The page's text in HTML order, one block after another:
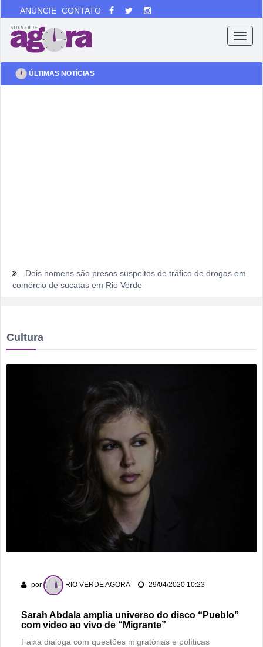
ANUNCIE CONTATO
Menu
ÚLTIMAS NOTÍCIAS
Dois homens são presos suspeitos de tráfico de drogas em
comércio de sucatas em Rio Verde
Dois motoristas com sinais de embriaguez se envolvem em
Estagiário tenta atuar como advogado e acaba detido em
Rio Verde 178 anos: a cidade que cresceu mais rápido que
suas próprias respostas
Homem é detido por violência doméstica no Setor
Polícia Militar recupera bicicleta furtada e prende suspeito
em flagrante em Montividiu
Menos é Mais faz show gratuito hoje em Rio Verde na festa
Rio Verde encara o Bom Jesus às 10h de domingo em jogo
com cara de decisão antecipada
Cultura
por RIO VERDE AGORA 29/04/2020 10:23
Sarah Abdala amplia universo do disco “Pueblo”
com vídeo ao vivo de “Migrante”
Faixa dialoga com questões migratórias e políticas